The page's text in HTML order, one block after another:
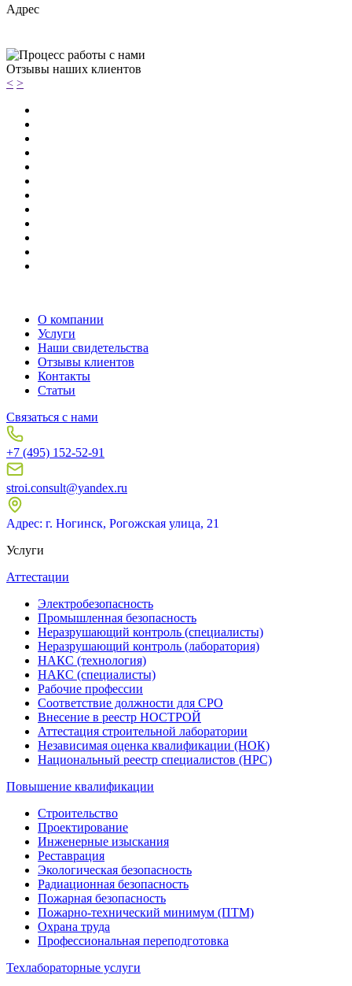
Адрес
Отзывы наших клиентов
< >
О компании
Услуги
Наши свидетельства
Отзывы клиентов
Контакты
Статьи
Связаться с нами
+7 (495) 152-52-91
stroi.consult@yandex.ru
Адрес: г. Ногинск, Рогожская улица, 21
Услуги
Аттестации
Электробезопасность
Промышленная безопасность
Неразрушающий контроль (специалисты)
Неразрушающий контроль (лаборатория)
НАКС (технология)
НАКС (специалисты)
Рабочие профессии
Соответствие должности для СРО
Внесение в реестр НОСТРОЙ
Аттестация строительной лаборатории
Независимая оценка квалификации (НОК)
Национальный реестр специалистов (НРС)
Повышение квалификации
Строительство
Проектирование
Инженерные изыскания
Реставрация
Экологическая безопасность
Радиационная безопасность
Пожарная безопасность
Пожарно-технический минимум (ПТМ)
Охрана труда
Профессиональная переподготовка
Техлабораторные услуги